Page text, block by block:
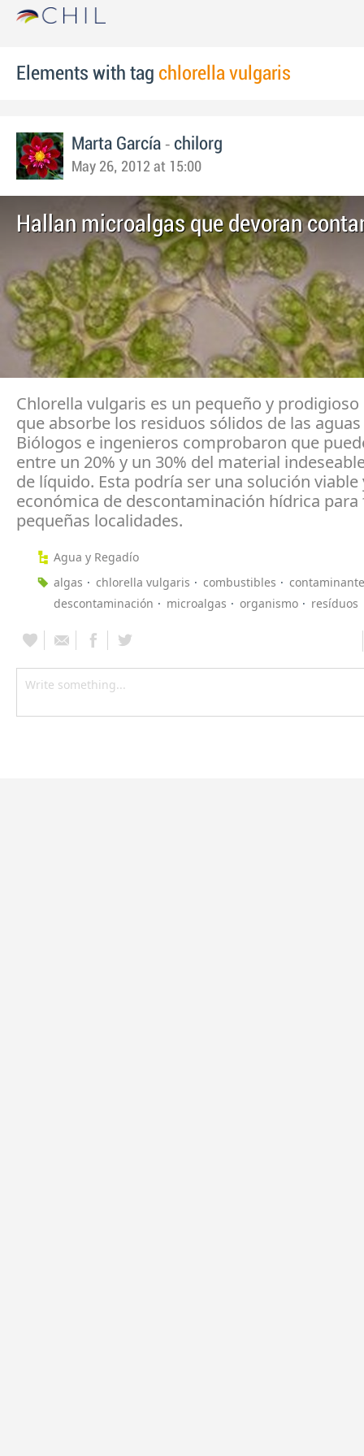
Elements with tag chlorella vulgaris
Marta García - chilorg
May 26, 2012 at 15:00
Hallan microalgas que devoran
Chlorella vulgaris es un pequeño y
que absorbe los residuos sólidos de las
Biólogos e ingenieros comprobaron que
entre un 20% y un 30% del material
de líquido. Esta podría ser una solución viable
económica de descontaminación hídrica para
pequeñas localidades.
Agua y Regadío
algas
chlorella vulgaris combustibles
descontaminación
microalgas organismo resíduos